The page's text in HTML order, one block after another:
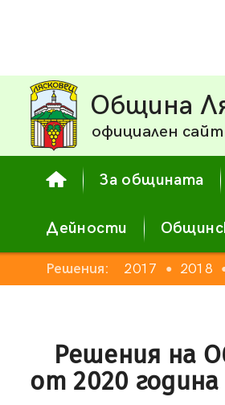
Община
официален сайт
За общината
Дейности
Решения:
● 2016 2017 ● 2018
Решения на
от 2020 година